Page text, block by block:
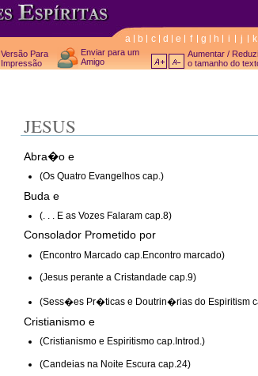
a b c d e f g h i j k
Versão Para
Impressão
Enviar para um
Amigo
Aumentar /
o tamanho do
JESUS
Abra�o e
(Os Quatro Evangelhos cap.)
Buda e
(. . . E as Vozes Falaram cap.8)
Consolador Prometido por
(Encontro Marcado cap.Encontro marcado)
(Jesus perante a Cristandade cap.9)
(Sess�es Pr�ticas e Doutrin�rias do Espiritism
Cristianismo e
(Cristianismo e Espiritismo cap.Introd.)
(Candeias na Noite Escura cap.24)